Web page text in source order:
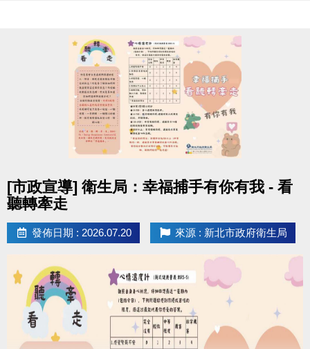
[市政宣導] 衛生局：幸福捕手有你有我 - 看
聽轉牽走
發佈日期 : 2026.07.20 來源 : 新北市政府衛生局